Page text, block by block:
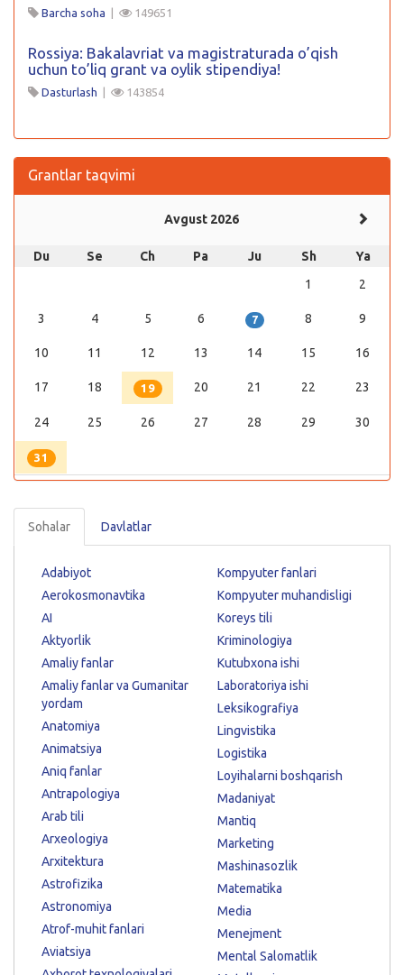
Barcha soha 149651
Rossiya: Bakalavriat va magistraturada o’qish
uchun to’liq grant va oylik stipendiya!
Dasturlash 143854
Grantlar taqvimi
Avgust 2026
Du Se Ch Pa Ju Sh
Ya
1
2
3 4 5 6 7 8 9
10 11 12 13 14 15 16
17 18 19 20 21 22 23
24 25 26 27 28 29 30
31
Sohalar Davlatlar
Adabiyot
Aerokosmonavtika
AI
Aktyorlik
Amaliy fanlar
Amaliy fanlar va Gumanitar
yordam
Anatomiya
Animatsiya
Aniq fanlar
Antrapologiya
Arab tili
Arxeologiya
Arxitektura
Astrofizika
Astronomiya
Atrof-muhit fanlari
Aviatsiya
Kompyuter fanlari
Kompyuter muhandisligi
Koreys tili
Kriminologiya
Kutubxona ishi
Laboratoriya ishi
Leksikografiya
Lingvistika
Logistika
Loyihalarni boshqarish
Madaniyat
Mantiq
Marketing
Mashinasozlik
Matematika
Media
Menejment
Mental Salomatlik